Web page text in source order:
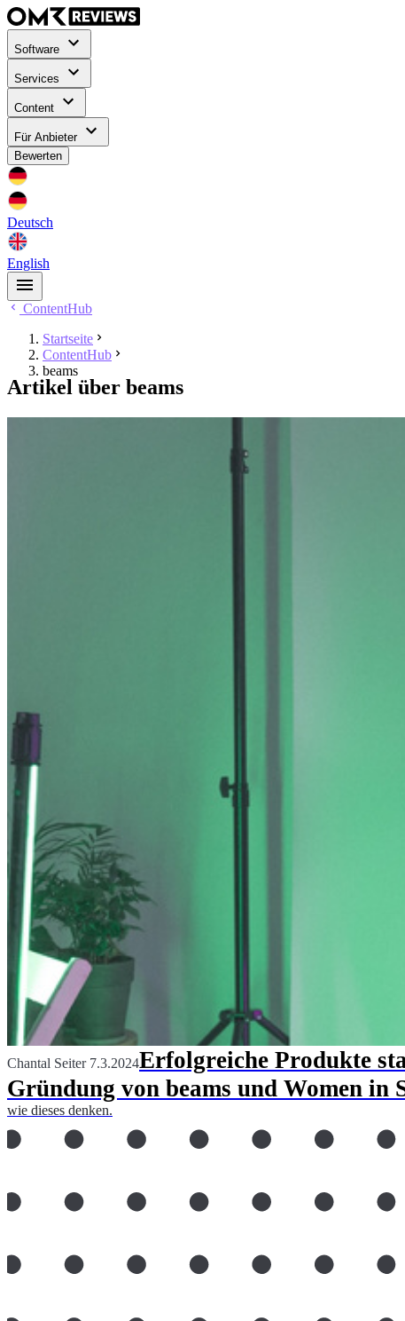
Software
Services
Content
Für Anbieter
Bewerten
Deutsch
English
ContentHub
Startseite
ContentHub
beams
Artikel über beams
Chantal Seiter 7.3.2024Erfolgreiche Produkte
Gründung von beams und Women in
wie dieses denken.